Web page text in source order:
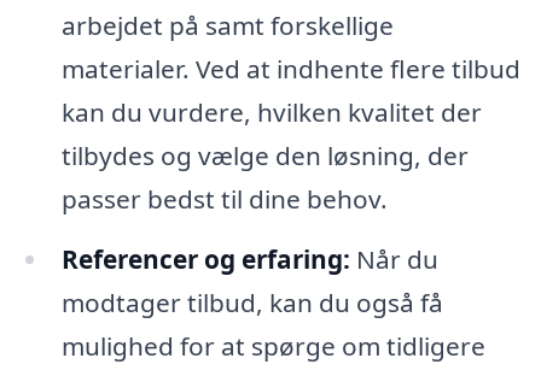
arbejdet på samt forskellige
materialer. Ved at indhente flere tilbud
kan du vurdere, hvilken kvalitet der
tilbydes og vælge den løsning, der
passer bedst til dine behov.
Referencer og erfaring: Når du
modtager tilbud, kan du også få
mulighed for at spørge om tidligere